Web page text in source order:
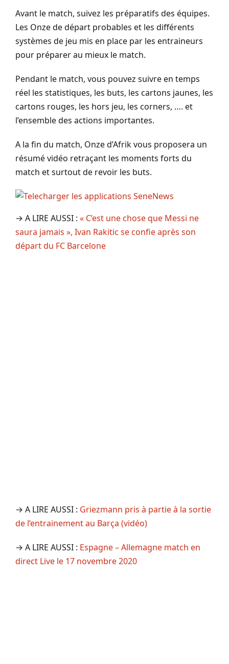
Avant le match, suivez les préparatifs des équipes.
Les Onze de départ probables et les différents
systèmes de jeu mis en place par les entraineurs
pour préparer au mieux le match.
Pendant le match, vous pouvez suivre en temps
réel les statistiques, les buts, les cartons jaunes, les
cartons rouges, les hors jeu, les corners, …. et
l’ensemble des actions importantes.
A la fin du match, Onze d’Afrik vous proposera un
résumé vidéo retraçant les moments forts du
match et surtout de revoir les buts.
→ A LIRE AUSSI : « C’est une chose que Messi ne
saura jamais », Ivan Rakitic se confie après son
départ du FC Barcelone
→ A LIRE AUSSI : Griezmann pris à partie à la sortie
de l’entrainement au Barça (vidéo)
→ A LIRE AUSSI : Espagne – Allemagne match en
direct Live le 17 novembre 2020